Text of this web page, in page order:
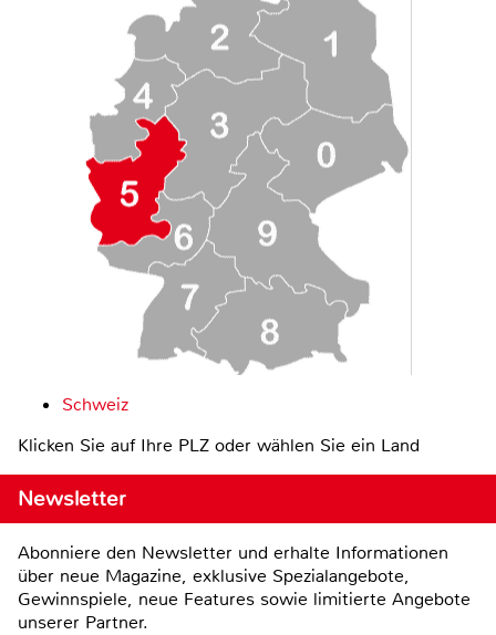
Schweiz
Klicken Sie auf Ihre PLZ oder wählen Sie ein Land
Newsletter
Abonniere den Newsletter und erhalte Informationen
über neue Magazine, exklusive Spezialangebote,
Gewinnspiele, neue Features sowie limitierte Angebote
unserer Partner.